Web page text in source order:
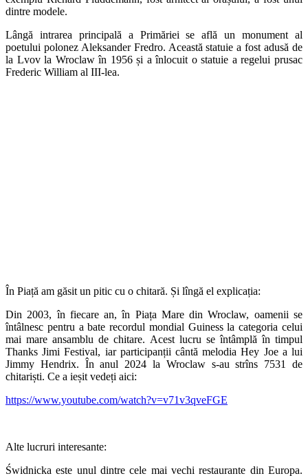
dintre modele.
Lângă intrarea principală a Primăriei se află un monument al
poetului polonez Aleksander Fredro. Această statuie a fost adusă de
la Lvov la Wroclaw în 1956 și a înlocuit o statuie a regelui prusac
Frederic William al III-lea.
În Piață am găsit un pitic cu o chitară. Și lîngă el explicația:
Din 2003, în fiecare an, în Piața Mare din Wroclaw, oamenii se
întâlnesc pentru a bate recordul mondial Guiness la categoria celui
mai mare ansamblu de chitare. Acest lucru se întâmplă în timpul
Thanks Jimi Festival, iar participanții cântă melodia Hey Joe a lui
Jimmy Hendrix. În anul 2024 la Wroclaw s-au strîns 7531 de
chitariști. Ce a ieșit vedeți aici:
https://www.youtube.com/watch?v=v71v3qveFGE
Alte lucruri interesante:
Świdnicka este unul dintre cele mai vechi restaurante din Europa.